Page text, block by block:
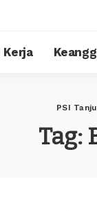
Kerja
PSI
Tag: